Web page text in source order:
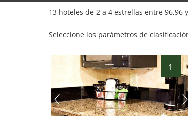
13 hoteles de 2 a 4 estrellas entre 96,96
Seleccione los parámetros de
1